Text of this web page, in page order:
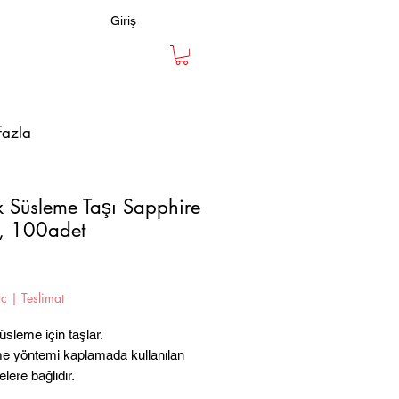
Giriş
Süsleme Taşı Sapphire
100adet
| Teslimat
için taşlar.
yöntemi kaplamada kullanılan
bağlıdır.